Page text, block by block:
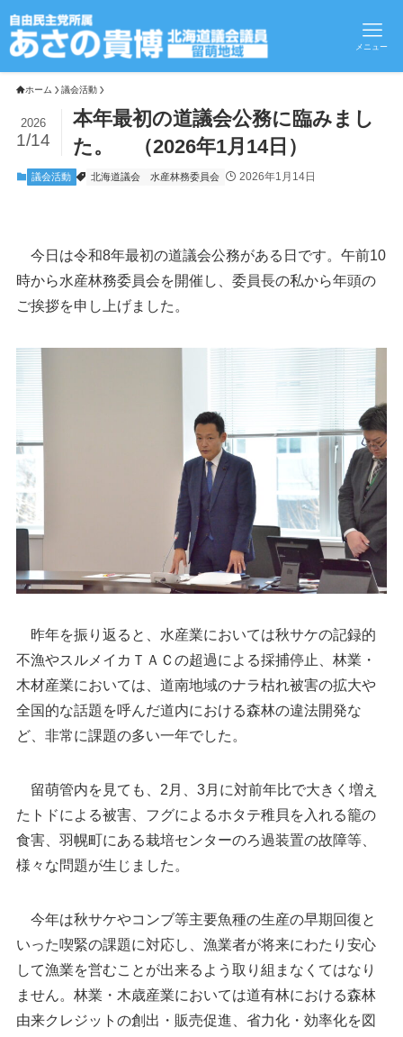
メニュー
ホーム 議会活動
本年最初の道議会公務に臨みまし
た。 （2026年1月14日）
2026
1/14
議会活動 北海道議会 水産林務委員会 2026年1月14日
今日は令和8年最初の道議会公務がある日です。午前10
時から水産林務委員会を開催し、委員長の私から年頭の
ご挨拶を申し上げました。
昨年を振り返ると、水産業においては秋サケの記録的
不漁やスルメイカＴＡＣの超過による採捕停止、林業・
木材産業においては、道南地域のナラ枯れ被害の拡大や
全国的な話題を呼んだ道内における森林の違法開発な
ど、非常に課題の多い一年でした。
留萌管内を見ても、2月、3月に対前年比で大きく増え
たトドによる被害、フグによるホタテ稚貝を入れる籠の
食害、羽幌町にある栽培センターのろ過装置の故障等、
様々な問題が生じました。
今年は秋サケやコンブ等主要魚種の生産の早期回復と
いった喫緊の課題に対応し、漁業者が将来にわたり安心
して漁業を営むことが出来るよう取り組まなくてはなり
ません。林業・木歳産業においては道有林における森林
由来クレジットの創出・販売促進、省力化・効率化を図